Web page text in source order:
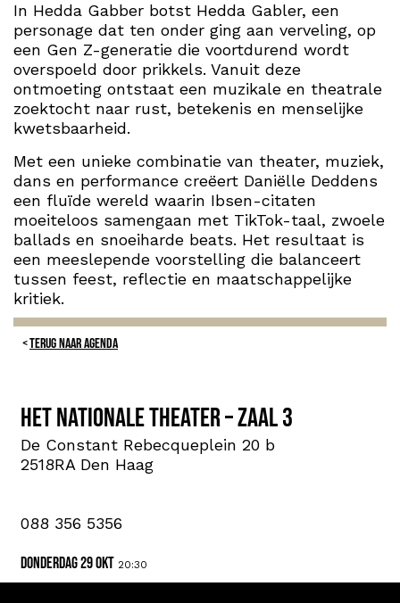
In Hedda Gabber botst Hedda Gabler, een
personage dat ten onder ging aan verveling, op
een Gen Z-generatie die voortdurend wordt
overspoeld door prikkels. Vanuit deze
ontmoeting ontstaat een muzikale en theatrale
zoektocht naar rust, betekenis en menselijke
kwetsbaarheid.
Met een unieke combinatie van theater, muziek,
dans en performance creëert Daniëlle Deddens
een fluïde wereld waarin Ibsen-citaten
moeiteloos samengaan met TikTok-taal, zwoele
ballads en snoeiharde beats. Het resultaat is
een meeslepende voorstelling die balanceert
tussen feest, reflectie en maatschappelijke
kritiek.
TERUG NAAR AGENDA
Het Nationale Theater – Zaal 3
De Constant Rebecqueplein 20 b
2518RA Den Haag
088 356 5356
donderdag 29 okt 20:30